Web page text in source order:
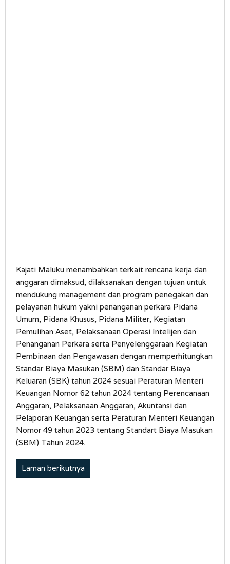
Kajati Maluku menambahkan terkait rencana kerja dan
anggaran dimaksud, dilaksanakan dengan tujuan untuk
mendukung management dan program penegakan dan
pelayanan hukum yakni penanganan perkara Pidana
Umum, Pidana Khusus, Pidana Militer, Kegiatan
Pemulihan Aset, Pelaksanaan Operasi Intelijen dan
Penanganan Perkara serta Penyelenggaraan Kegiatan
Pembinaan dan Pengawasan dengan memperhitungkan
Standar Biaya Masukan (SBM) dan Standar Biaya
Keluaran (SBK) tahun 2024 sesuai Peraturan Menteri
Keuangan Nomor 62 tahun 2024 tentang Perencanaan
Anggaran, Pelaksanaan Anggaran, Akuntansi dan
Pelaporan Keuangan serta Peraturan Menteri Keuangan
Nomor 49 tahun 2023 tentang Standart Biaya Masukan
(SBM) Tahun 2024.
Laman berikutnya